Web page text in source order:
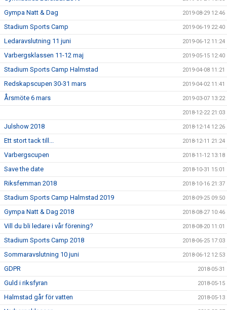
Gympa Natt & Dag 2019-08-29 12:46
Stadium Sports Camp 2019-06-19 22:40
Ledaravslutning 11 juni 2019-06-12 11:24
Varbergsklassen 11-12 maj 2019-05-15 12:40
Stadium Sports Camp Halmstad 2019-04-08 11:21
Redskapscupen 30-31 mars 2019-04-02 11:41
Årsmöte 6 mars 2019-03-07 13:22
2018-12-22 21:03
Julshow 2018 2018-12-14 12:26
Ett stort tack till... 2018-12-11 21:24
Varbergscupen 2018-11-12 13:18
Save the date 2018-10-31 15:01
Riksfemman 2018 2018-10-16 21:37
Stadium Sports Camp Halmstad 2019 2018-09-25 09:50
Gympa Natt & Dag 2018 2018-08-27 10:46
Vill du bli ledare i vår förening? 2018-08-20 11:01
Stadium Sports Camp 2018 2018-06-25 17:03
Sommaravslutning 10 juni 2018-06-12 12:53
GDPR 2018-05-31
Guld i riksfyran 2018-05-15
Halmstad går för vatten 2018-05-13